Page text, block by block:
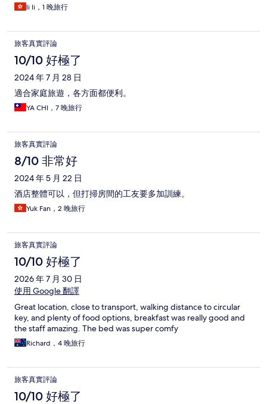
li li，1 晚旅行
旅客真實評論
10/10 好極了
2024 年 7 月 28 日
適合家庭旅遊，各方面都便利。
YA CHI，7 晚旅行
旅客真實評論
8/10 非常好
2024 年 5 月 22 日
酒店整體可以，但打掃房間的工友要多加訓練。
Yuk Fan，2 晚旅行
旅客真實評論
10/10 好極了
2026 年 7 月 30 日
使用 Google 翻譯
Great location, close to transport, walking distance to circular
key, and plenty of food options, breakfast was really good and
the staff amazing. The bed was super comfy
Richard，4 晚旅行
旅客真實評論
10/10 好極了